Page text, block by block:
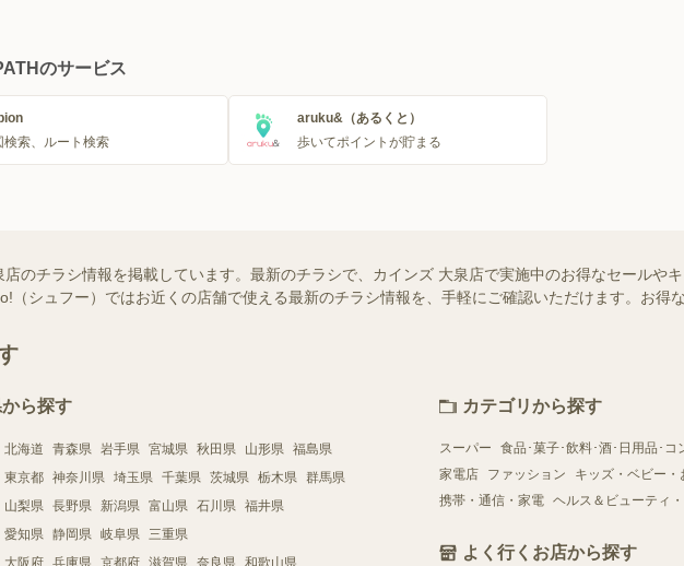
のサービス
検索、ルート検索
aruku&（あるくと）
歩いてポイントが貯まる
店のチラシ情報を掲載しています。最新のチラシで、カインズ 大泉店で実施中のお得なセールや
（シュフー）ではお近くの店舗で使える最新のチラシ情報を、手軽にご確認いただけます。お得
ら探す
北海道 青森県 岩手県 宮城県 秋田県 山形県 福島県
東京都 神奈川県 埼玉県 千葉県 茨城県 栃木県 群馬県
山梨県 長野県 新潟県 富山県 石川県 福井県
愛知県 静岡県 岐阜県 三重県
大阪府 兵庫県 京都府 滋賀県 奈良県 和歌山県
カテゴリから探す
スーパー
食品･菓子･飲料･酒･日用品･コ
家電店
ファッション
キッズ・ベビー・
携帯・通信・家電 ヘルス＆ビューティ
よく行くお店から探す